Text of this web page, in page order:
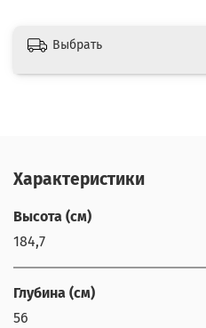
Выбрать
Характеристики
Высота (см)
184,7
Глубина (см)
56